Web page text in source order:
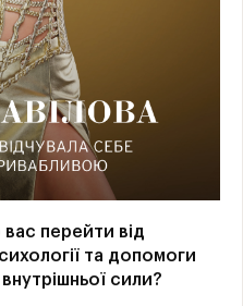
перейти від
та допомоги
сили?